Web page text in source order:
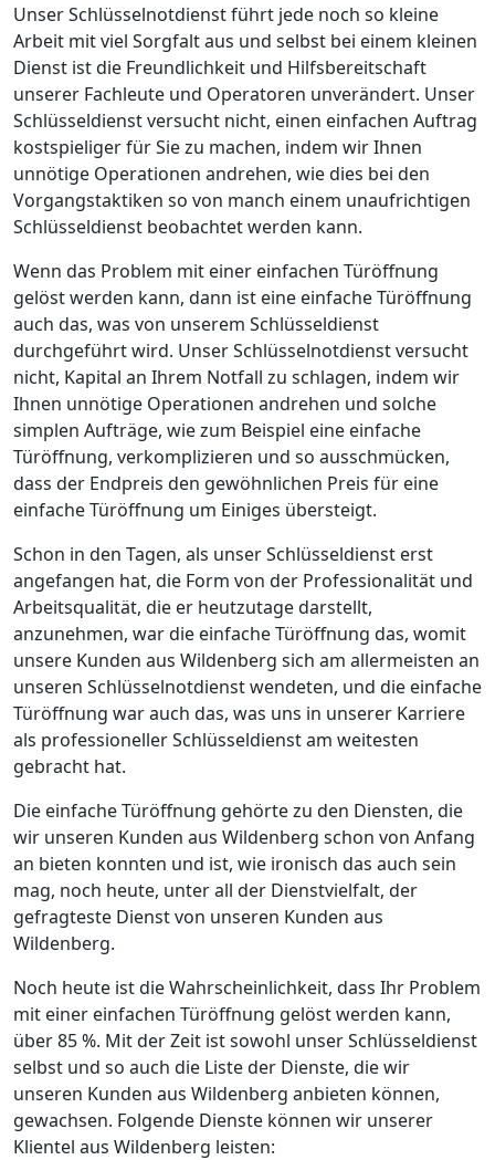
Unser Schlüsselnotdienst führt jede noch so kleine
Arbeit mit viel Sorgfalt aus und selbst bei einem kleinen
Dienst ist die Freundlichkeit und Hilfsbereitschaft
unserer Fachleute und Operatoren unverändert. Unser
Schlüsseldienst versucht nicht, einen einfachen Auftrag
kostspieliger für Sie zu machen, indem wir Ihnen
unnötige Operationen andrehen, wie dies bei den
Vorgangstaktiken so von manch einem unaufrichtigen
Schlüsseldienst beobachtet werden kann.
Wenn das Problem mit einer einfachen Türöffnung
gelöst werden kann, dann ist eine einfache Türöffnung
auch das, was von unserem Schlüsseldienst
durchgeführt wird. Unser Schlüsselnotdienst versucht
nicht, Kapital an Ihrem Notfall zu schlagen, indem wir
Ihnen unnötige Operationen andrehen und solche
simplen Aufträge, wie zum Beispiel eine einfache
Türöffnung, verkomplizieren und so ausschmücken,
dass der Endpreis den gewöhnlichen Preis für eine
einfache Türöffnung um Einiges übersteigt.
Schon in den Tagen, als unser Schlüsseldienst erst
angefangen hat, die Form von der Professionalität und
Arbeitsqualität, die er heutzutage darstellt,
anzunehmen, war die einfache Türöffnung das, womit
unsere Kunden aus Wildenberg sich am allermeisten an
unseren Schlüsselnotdienst wendeten, und die einfache
Türöffnung war auch das, was uns in unserer Karriere
als professioneller Schlüsseldienst am weitesten
gebracht hat.
Die einfache Türöffnung gehörte zu den Diensten, die
wir unseren Kunden aus Wildenberg schon von Anfang
an bieten konnten und ist, wie ironisch das auch sein
mag, noch heute, unter all der Dienstvielfalt, der
gefragteste Dienst von unseren Kunden aus
Wildenberg.
Noch heute ist die Wahrscheinlichkeit, dass Ihr Problem
mit einer einfachen Türöffnung gelöst werden kann,
über 85 %. Mit der Zeit ist sowohl unser Schlüsseldienst
selbst und so auch die Liste der Dienste, die wir
unseren Kunden aus Wildenberg anbieten können,
gewachsen. Folgende Dienste können wir unserer
Klientel aus Wildenberg leisten: